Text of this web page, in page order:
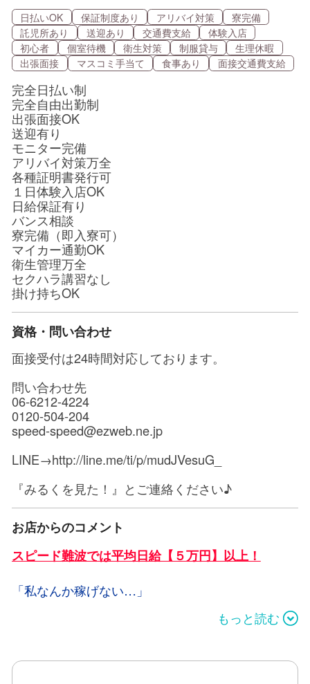
日払いOK 保証制度あり アリバイ対策
寮完備
託児所あり
送迎あり 交通費支給
体験入店
初心者
個室待機 衛生対策 制服貸与
生理休暇
出張面接
マスコミ手当て 食事あり 面接交通費支給
完全日払い制
完全自由出勤制
出張面接OK
送迎有り
モニター完備
アリバイ対策万全
各種証明書発行可
１日体験入店OK
日給保証有り
バンス相談
寮完備（即入寮可）
マイカー通勤OK
衛生管理万全
セクハラ講習なし
掛け持ちOK
資格・問い合わせ
面接受付は24時間対応しております。
問い合わせ先
06-6212-4224
0120-504-204
speed-speed@ezweb.ne.jp
LINE→http://line.me/ti/p/mudJVesuG_
『みるくを見た！』とご連絡ください♪
お店からのコメント
スピード難波では平均日給【５万円】以上！
「私なんか稼げない…」
もっと読む